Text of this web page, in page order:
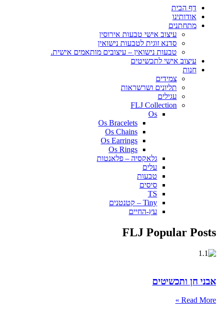
דף הבית
אודותינו
מתחתנים
עיצוב אישי טבעות אירוסין
סדנא זוגית לטבעות נישואין
טבעות נישואין – עיצובים מותאמים אישית.
עיצוב אישי לתכשיטים
חנות
צמידים
תליונים ושרשראות
עגילים
FLJ Collection
Os
Os Bracelets
Os Chains
Os Earrings
Os Rings
גלאקסיה – פלאנטות
עלים
טבעות
סיסים
TS
Tiny – קטנטנים
עץ-החיים
FLJ Popular Posts
אבני חן ותכשיטים
Read More »